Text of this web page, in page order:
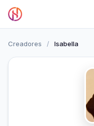
Creadores / Isabella